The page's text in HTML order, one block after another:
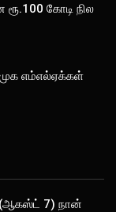
கோடி நில
எம்எல்ஏக்கள்
7) நான்